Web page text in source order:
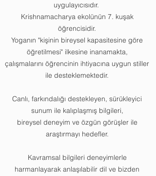
uygulayıcısıdır.
Krishnamacharya ekolünün 7. kuşak
öğrencisidir.
Yoganın "kişinin bireysel kapasitesine göre
öğretilmesi" ilkesine inanamakta,
çalışmalarını öğrencinin ihtiyacına uygun stiller
ile desteklemektedir.
Canlı, farkındalığı destekleyen, sürükleyici
sunum ile kalıplaşmış bilgileri,
bireysel deneyim ve özgün görüşler ile
araştırmayı hedefler.
Kavramsal bilgileri deneyimlerle
harmanlayarak anlaşılabilir dil ve bizden